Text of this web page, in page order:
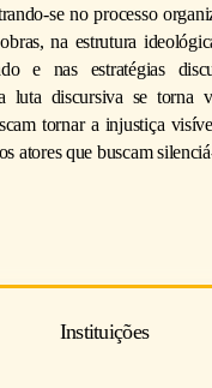
se no processo
na estrutura
e nas estratégias
luta discursiva se torna
tornar a injustiça
atores que buscam
Instituições